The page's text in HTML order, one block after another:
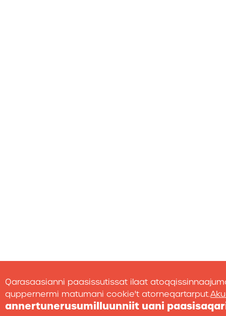
Qarasaasianni paasissutissat ilaat
quppernermi matumani cookie't atorneqartarput.
annertunerusumilluunniit uani